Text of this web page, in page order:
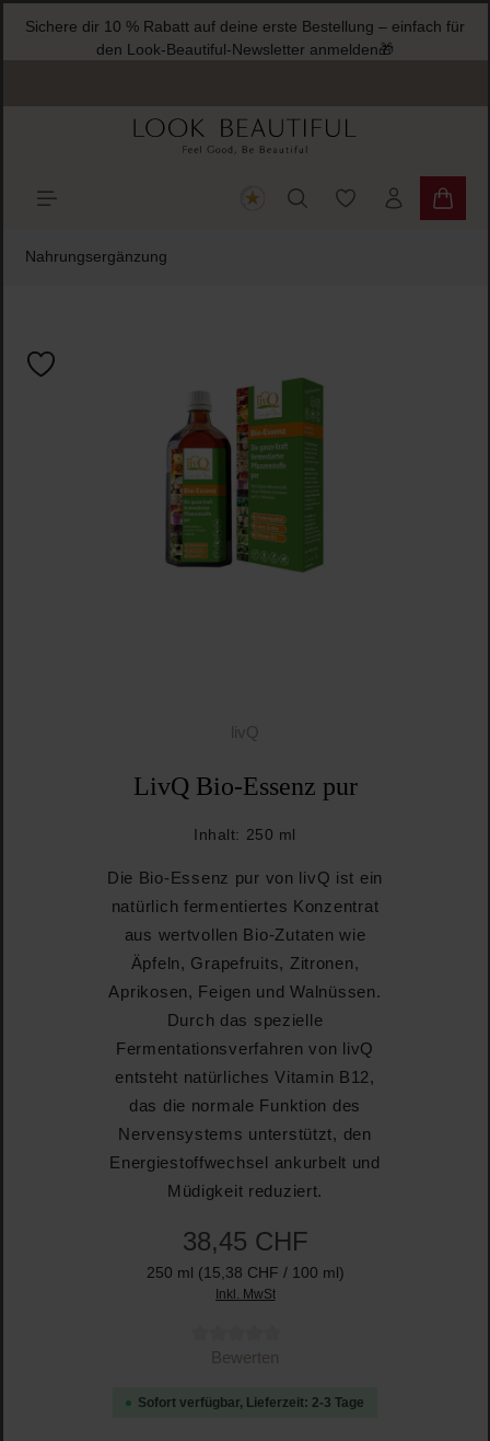
springen
Sichere dir 10 % Rabatt auf deine erste Bestellung – einfach für
den Look-Beautiful-Newsletter anmelden🎁
Du hast 0
Nahrungsergänzung
livQ
LivQ Bio-Essenz pur
Inhalt: 250 ml
Die Bio-Essenz pur von livQ ist ein
natürlich fermentiertes Konzentrat
aus wertvollen Bio-Zutaten wie
Äpfeln, Grapefruits, Zitronen,
Aprikosen, Feigen und Walnüssen.
Durch das spezielle
Fermentationsverfahren von livQ
entsteht natürliches Vitamin B12,
das die normale Funktion des
Nervensystems unterstützt, den
Energiestoffwechsel ankurbelt und
Müdigkeit reduziert.
38,45 CHF
250 ml (15,38 CHF / 100 ml)
Inkl. MwSt
Durchschnittliche Bewertung von 0 von 5 Sternen
Bewerten
Sofort verfügbar, Lieferzeit: 2-3 Tage